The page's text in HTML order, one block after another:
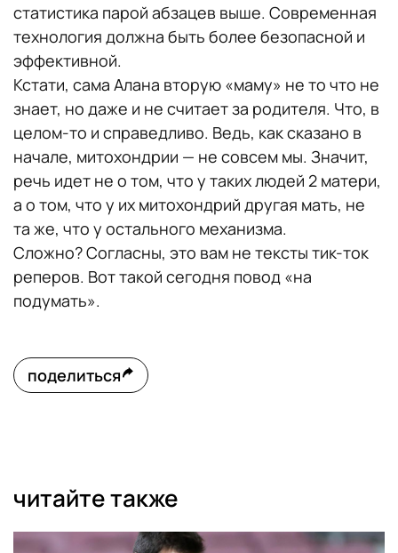
статистика парой абзацев выше. Современная
технология должна быть более безопасной и
эффективной.
Кстати, сама Алана вторую «маму» не то что не
знает, но даже и не считает за родителя. Что, в
целом-то и справедливо. Ведь, как сказано в
начале, митохондрии — не совсем мы. Значит,
речь идет не о том, что у таких людей 2 матери,
а о том, что у их митохондрий другая мать, не
та же, что у остального механизма.
Сложно? Согласны, это вам не тексты тик-ток
реперов. Вот такой сегодня повод «на
подумать».
поделиться
читайте также